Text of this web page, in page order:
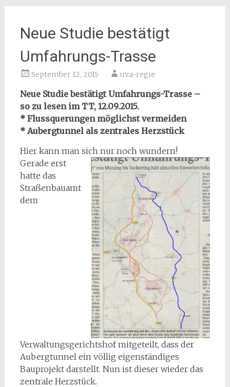
Neue Studie bestätigt
Umfahrungs-Trasse
September 12, 2015 uva-regie
Neue Studie bestätigt Umfahrungs-Trasse –
so zu lesen im TT, 12.09.2015.
* Flussquerungen möglichst vermeiden
* Aubergtunnel als zentrales Herzstück
Hier kann man sich nur noch wundern!
Gerade erst
hatte das
Straßenbauamt
dem
Verwaltungsgerichtshof mitgeteilt, dass der
Aubergtunnel ein völlig eigenständiges
Bauprojekt darstellt. Nun ist dieser wieder das
zentrale Herzstück.